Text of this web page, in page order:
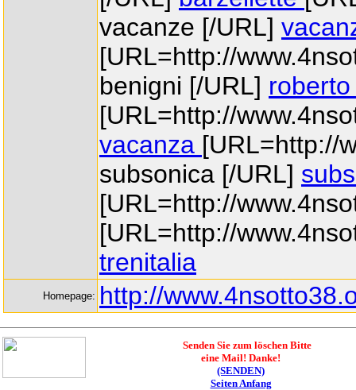
vacanze [/URL]
[URL=http://
benigni [/URL]
[URL=http://
vacanza [URL=http://
subsonica [/URL]
[URL=http://
[URL=http://
trenitalia
Homepage: http://
Senden Sie zum löschen Bitte
eine Mail! Danke!
(SENDEN)
Seiten Anfang